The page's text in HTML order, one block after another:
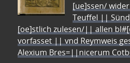
[ue]ssen/
Teuffel ||
[oe]stlich zulesen/|| allen
vorfasset || vnd Reymweis
Alexium Bres=||nicerum